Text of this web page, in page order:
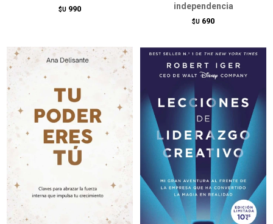
$U 990
independencia
$U 690